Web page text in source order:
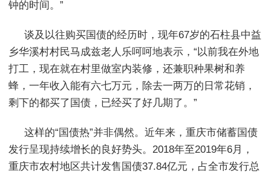
钟的时间。”
谈及以往购买国债的经历时，现年67岁的石柱县中益
乡华溪村村民马成兹老人乐呵呵地表示，“以前我在外地
打工，现在就在村里做室内装修，还兼职种果树和养
蜂，一年收入能有六七万元，除去一两万的日常花销，
剩下的都买了国债，已经买了好几期了。”
这样的“国债热”并非偶然。近年来，重庆市储蓄国债
发行呈现持续增长的良好势头。2018年至2019年6月，
重庆市农村地区共计发售国债37.84亿元，占全市发行总